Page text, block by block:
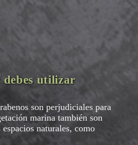
debes utilizar
son perjudiciales para
marina también son
naturales, como